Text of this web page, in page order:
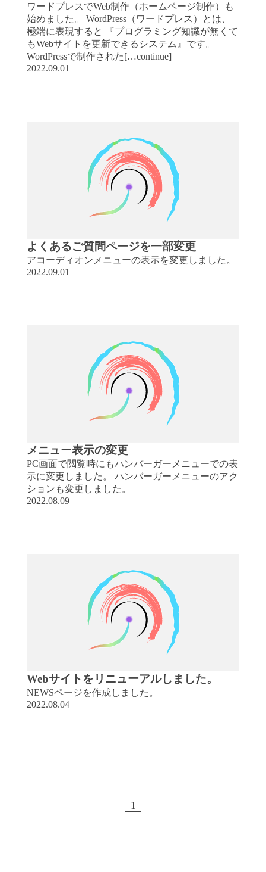
ワードプレスでWeb制作（ホームページ制作）も
始めました。 WordPress（ワードプレス）とは、
極端に表現すると 『プログラミング知識が無くて
もWebサイトを更新できるシステム』です。
WordPressで制作された[…continue]
2022.09.01
よくあるご質問ページを一部変更
アコーディオンメニューの表示を変更しました。
2022.09.01
メニュー表示の変更
PC画面で閲覧時にもハンバーガーメニューでの表
示に変更しました。 ハンバーガーメニューのアク
ションも変更しました。
2022.08.09
Webサイトをリニューアルしました。
NEWSページを作成しました。
2022.08.04
1